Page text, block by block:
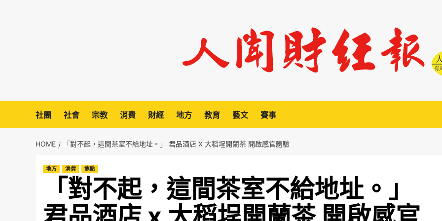
社團 社會 宗教 消費 財經 地方 教育 藝文 賽事
HOME 「對不起，這間茶室不給地址。」 君品酒店 X 大稻埕開蘭茶 開啟感官體驗
地方 消費 焦點
「對不起，這間茶室不給地址。」